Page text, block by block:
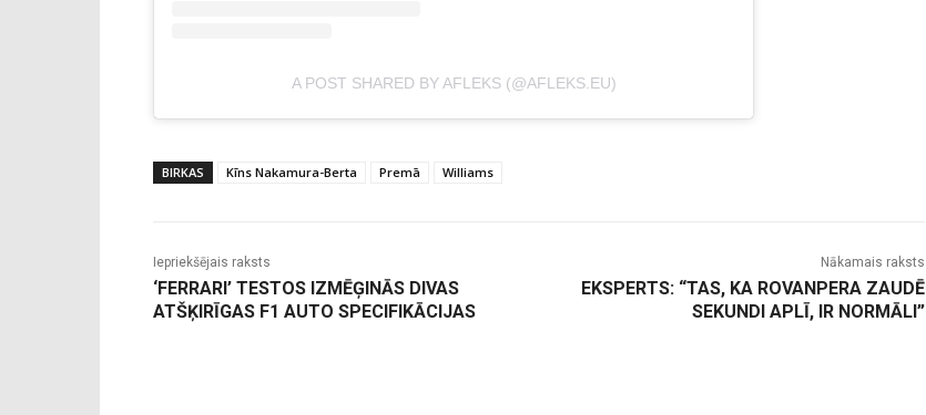
-
A POST SHARED BY AFLEKS (@AFLEKS.EU)
BIRKAS Kīns Nakamura-Berta Premā Williams
Iepriekšējais raksts
‘FERRARI’ TESTOS IZMĒĢINĀS DIVAS
ATŠĶIRĪGAS F1 AUTO SPECIFIKĀCIJAS
Nākamais raksts
EKSPERTS: “TAS, KA ROVANPERA ZAUDĒ
SEKUNDI APLĪ, IR NORMĀLI”